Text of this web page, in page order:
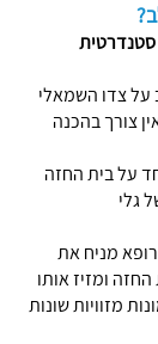
סטנדרטית
צדו השמאלי
צורך בהכנה
על בית החזה
גלי
מניח את
ומזיז אותו
מזוויות שונות